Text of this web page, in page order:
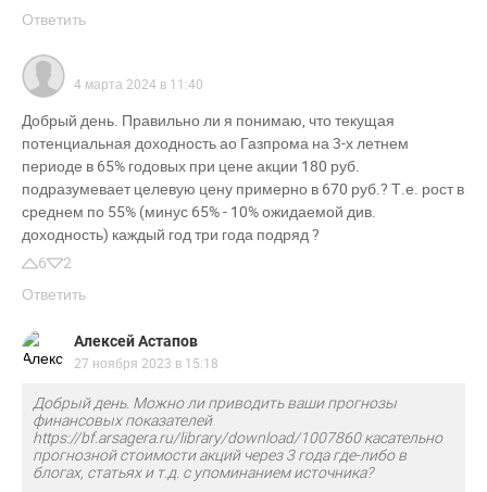
Ответить
4 марта 2024 в 11:40
Добрый день. Правильно ли я понимаю, что текущая
потенциальная доходность ао Газпрома на 3-х летнем
периоде в 65% годовых при цене акции 180 руб.
подразумевает целевую цену примерно в 670 руб.? Т.е. рост в
среднем по 55% (минус 65% - 10% ожидаемой див.
доходность) каждый год три года подряд ?
6
2
Ответить
Алексей Астапов
27 ноября 2023 в 15:18
Добрый день. Можно ли приводить ваши прогнозы
финансовых показателей
https://bf.arsagera.ru/library/download/1007860 касательно
прогнозной стоимости акций через 3 года где-либо в
блогах, статьях и т.д. с упоминанием источника?